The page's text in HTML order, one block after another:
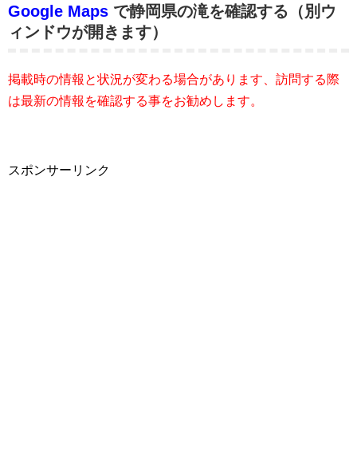
Google Maps で静岡県の滝を確認する（別ウ
ィンドウが開きます）
掲載時の情報と状況が変わる場合があります、訪問する際
は最新の情報を確認する事をお勧めします。
スポンサーリンク